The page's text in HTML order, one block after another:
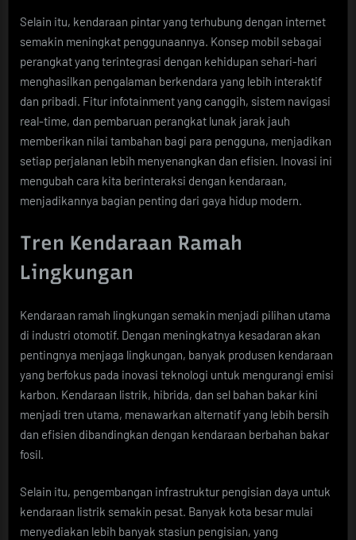
Selain itu, kendaraan pintar yang terhubung dengan internet
semakin meningkat penggunaannya. Konsep mobil sebagai
perangkat yang terintegrasi dengan kehidupan sehari-hari
menghasilkan pengalaman berkendara yang lebih interaktif
dan pribadi. Fitur infotainment yang canggih, sistem navigasi
real-time, dan pembaruan perangkat lunak jarak jauh
memberikan nilai tambahan bagi para pengguna, menjadikan
setiap perjalanan lebih menyenangkan dan efisien. Inovasi ini
mengubah cara kita berinteraksi dengan kendaraan,
menjadikannya bagian penting dari gaya hidup modern.
Tren Kendaraan Ramah
Lingkungan
Kendaraan ramah lingkungan semakin menjadi pilihan utama
di industri otomotif. Dengan meningkatnya kesadaran akan
pentingnya menjaga lingkungan, banyak produsen kendaraan
yang berfokus pada inovasi teknologi untuk mengurangi emisi
karbon. Kendaraan listrik, hibrida, dan sel bahan bakar kini
menjadi tren utama, menawarkan alternatif yang lebih bersih
dan efisien dibandingkan dengan kendaraan berbahan bakar
fosil.
Selain itu, pengembangan infrastruktur pengisian daya untuk
kendaraan listrik semakin pesat. Banyak kota besar mulai
menyediakan lebih banyak stasiun pengisian, yang